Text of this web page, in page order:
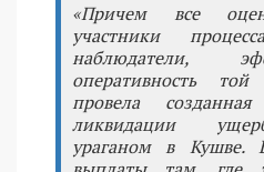
«Причем все
участники
наблюдатели,
оперативность
провела
ликвидации
ураганом в Кушве.